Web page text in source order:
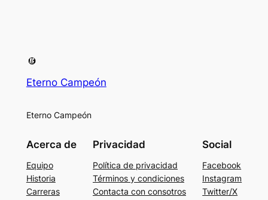
Eterno Campeón
Eterno Campeón
Acerca de
Equipo
Historia
Carreras
Privacidad
Política de privacidad
Términos y condiciones
Contacta con consotros
Social
Facebook
Instagram
Twitter/X